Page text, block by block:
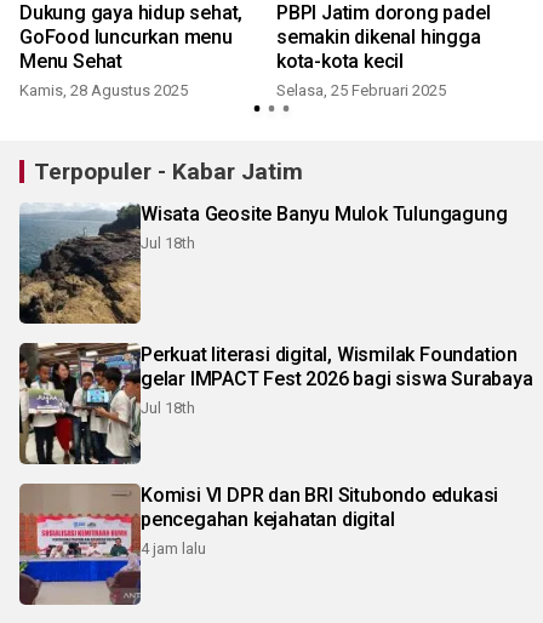
Dukung gaya hidup sehat,
GoFood luncurkan menu
Menu Sehat
Kamis, 28 Agustus 2025
PBPI Jatim dorong padel
semakin dikenal hingga
kota-kota kecil
Selasa, 25 Februari 2025
Terpopuler - Kabar Jatim
Wisata Geosite Banyu Mulok Tulungagung
Jul 18th
Perkuat literasi digital, Wismilak Foundation
gelar IMPACT Fest 2026 bagi siswa Surabaya
Jul 18th
Komisi VI DPR dan BRI Situbondo edukasi
pencegahan kejahatan digital
4 jam lalu